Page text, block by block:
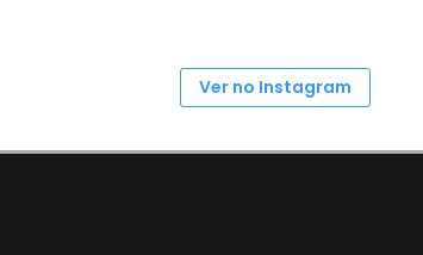
Ver no Instagram